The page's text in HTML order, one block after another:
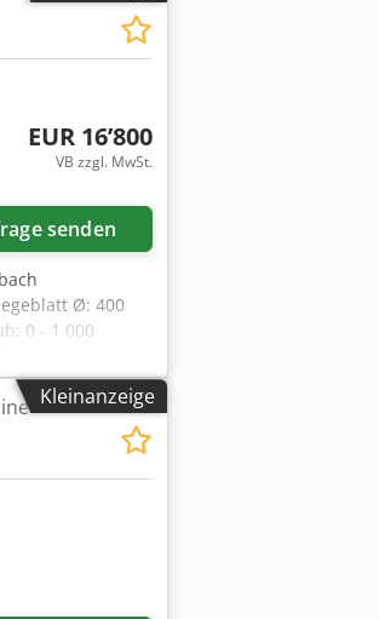
EUR 16’800
VB zzgl. MwSt.
senden
Ø: 400
0 - 1.000
Arbeitsbereich
900 kg
Verladen
Kleinanzeige